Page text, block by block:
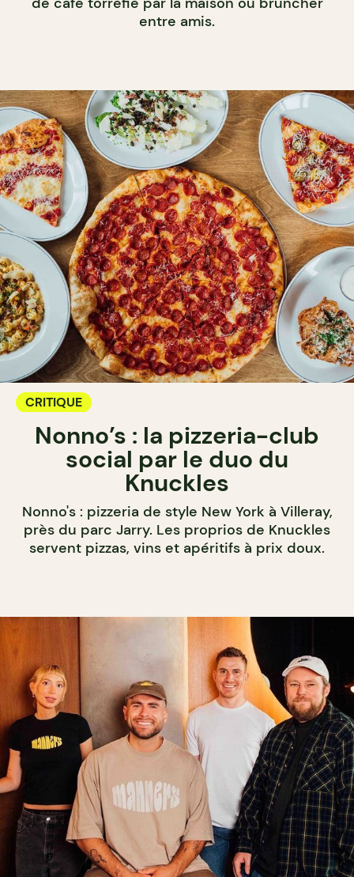
entre amis.
CRITIQUE
Nonno’s : la pizzeria-club
social par le duo du
Knuckles
Nonno's : pizzeria de style New York à Villeray,
près du parc Jarry. Les proprios de Knuckles
servent pizzas, vins et apéritifs à prix doux.